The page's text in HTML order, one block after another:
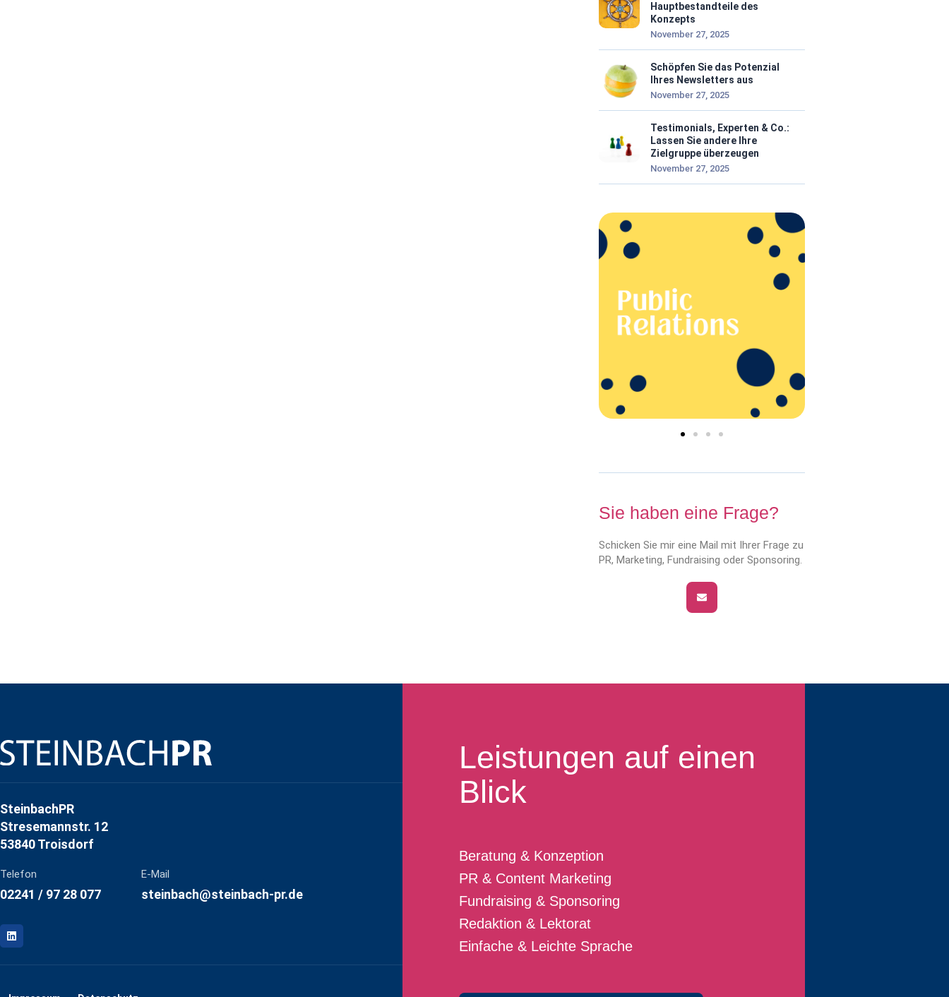
Hauptbestandteile des
Konzepts
November 27, 2025
Schöpfen Sie das Potenzial
Ihres Newsletters aus
November 27, 2025
Testimonials, Experten & Co.:
Lassen Sie andere Ihre
Zielgruppe überzeugen
November 27, 2025
Sie haben eine Frage?
Schicken Sie mir eine Mail mit Ihrer Frage zu
PR, Marketing, Fundraising oder Sponsoring.
SteinbachPR
Stresemannstr. 12
53840 Troisdorf
Telefon
02241 / 97 28 077
E-Mail
steinbach@steinbach-pr.de
Leistungen auf einen
Blick
Beratung & Konzeption
PR & Content Marketing
Fundraising & Sponsoring
Redaktion & Lektorat
Einfache & Leichte Sprache